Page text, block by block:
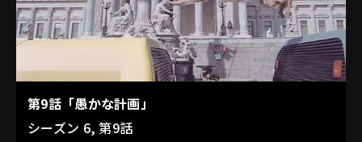
第9話「愚かな計画」
シーズン 6, 第9話